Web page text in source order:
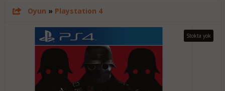
Oyun » Playstation 4
Stokta yok